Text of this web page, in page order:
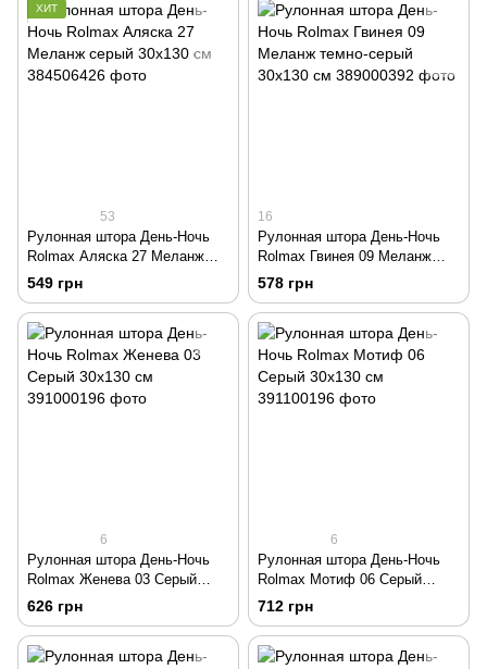
ХИТ
53
Рулонная штора День-Ночь
Rolmax Аляска 27 Меланж
серый 30х130 см
549 грн
16
Рулонная штора День-Ночь
Rolmax Гвинея 09 Меланж
темно-серый 30х130 см
578 грн
6
Рулонная штора День-Ночь
Rolmax Женева 03 Серый
30х130 см
626 грн
6
Рулонная штора День-Ночь
Rolmax Мотиф 06 Серый
30х130 см
712 грн